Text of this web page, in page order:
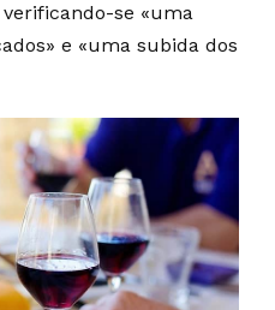
se «uma
e «uma subida dos